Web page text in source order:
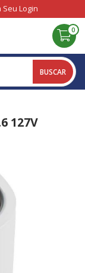
Seu Login
BUSCAR
0
127V